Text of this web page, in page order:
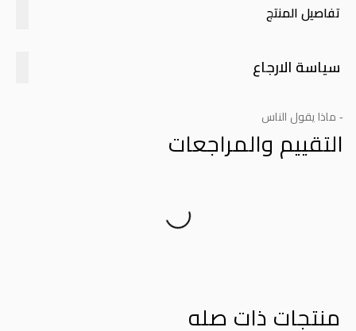
تفاصيل المنتج
سياسة الارجاع
- ماذا يقول الناس
التقييم والمراجعات
منتجات ذات صله